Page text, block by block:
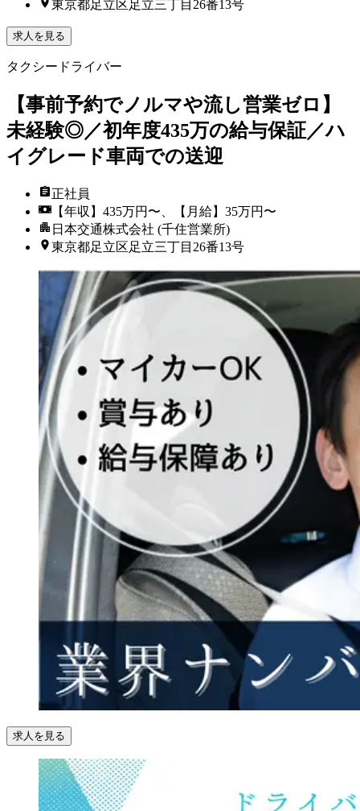
東京都足立区足立三丁目26番13号
求人を見る
タクシードライバー
【事前予約でノルマや流し営業ゼロ】
未経験◎／初年度435万の給与保証／ハ
イグレード車両での送迎
正社員
【年収】435万円〜、【月給】35万円〜
日本交通株式会社 (千住営業所)
東京都足立区足立三丁目26番13号
求人を見る